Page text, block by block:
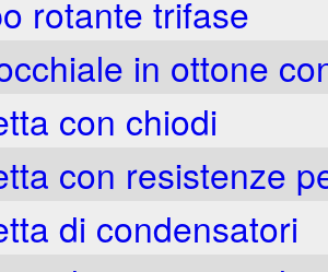
rotante trifase
in ottone
con chiodi
con resistenze
di condensatori